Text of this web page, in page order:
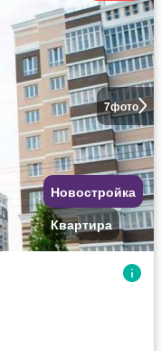
7фото
Новостройка
Квартира